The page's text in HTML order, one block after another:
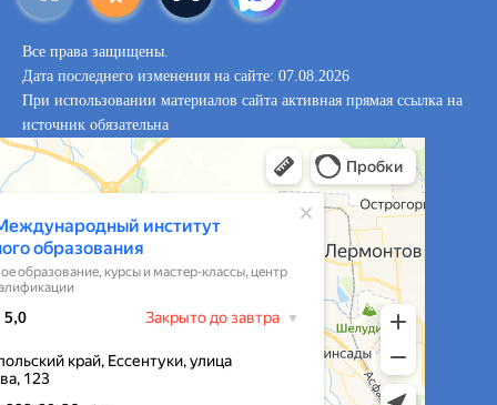
Все права защищены.
Дата последнего изменения на сайте: 07.08.2026
При использовании материалов сайта активная прямая ссылка на
источник обязательна